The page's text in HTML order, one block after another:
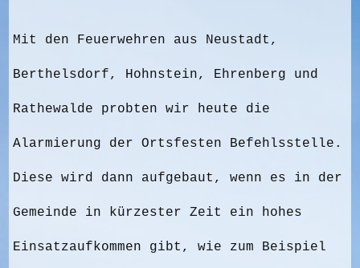
Mit den Feuerwehren aus Neustadt,
Berthelsdorf, Hohnstein, Ehrenberg und
Rathewalde probten wir heute die
Alarmierung der Ortsfesten Befehlsstelle.
Diese wird dann aufgebaut, wenn es in der
Gemeinde in kürzester Zeit ein hohes
Einsatzaufkommen gibt, wie zum Beispiel